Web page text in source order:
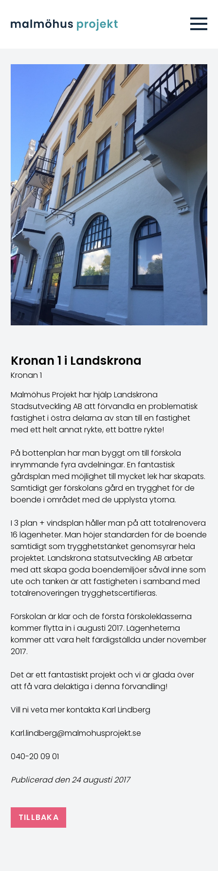
Kronan 1 i Landskrona
Kronan 1
Malmöhus Projekt har hjälp Landskrona
Stadsutveckling AB att förvandla en problematisk
fastighet i östra delarna av stan till en fastighet
med ett helt annat rykte, ett bättre rykte!
På bottenplan har man byggt om till förskola
inrymmande fyra avdelningar. En fantastisk
gårdsplan med möjlighet till mycket lek har skapats.
Samtidigt ger förskolans gård en trygghet för de
boende i området med de upplysta ytorna.
I 3 plan + vindsplan håller man på att totalrenovera
16 lägenheter. Man höjer standarden för de boende
samtidigt som trygghetstänket genomsyrar hela
projektet. Landskrona statsutveckling AB arbetar
med att skapa goda boendemiljöer såväl inne som
ute och tanken är att fastigheten i samband med
totalrenoveringen trygghetscertifieras.
Förskolan är klar och de första förskoleklasserna
kommer flytta in i augusti 2017. Lägenheterna
kommer att vara helt färdigställda under november
2017.
Det är ett fantastiskt projekt och vi är glada över
att få vara delaktiga i denna förvandling!
Vill ni veta mer kontakta Karl Lindberg
Karl.lindberg@malmohusprojekt.se
040-20 09 01
Publicerad den 24 augusti 2017
TILLBAKA